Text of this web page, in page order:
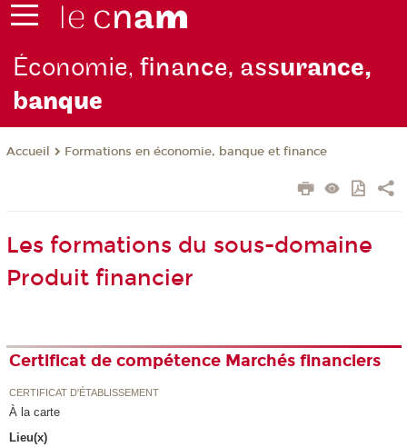
Économie,finance, assurance,
banque
Accueil Formations en économie, banque et finance
Les formations du sous-domaine
Produit financier
Certificat de compétence Marchés financiers
CERTIFICAT D'ÉTABLISSEMENT
À la carte
Lieu(x)